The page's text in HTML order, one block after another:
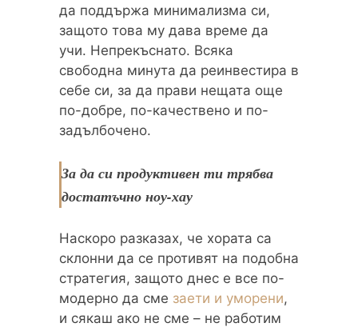
да поддържа минимализма си,
защото това му дава време да
учи. Непрекъснато. Всяка
свободна минута да реинвестира в
себе си, за да прави нещата още
по-добре, по-качествено и по-
задълбочено.
За да си продуктивен ти трябва
достатъчно ноу-хау
Наскоро разказах, че хората са
склонни да се противят на подобна
стратегия, защото днес е все по-
модерно да сме заети и уморени,
и сякаш ако не сме – не работим